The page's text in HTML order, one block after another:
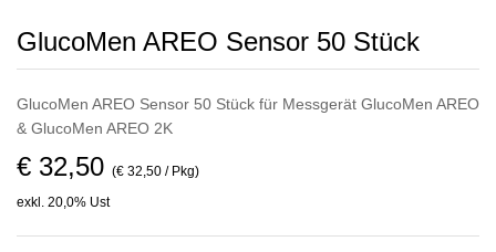
GlucoMen AREO Sensor 50 Stück
GlucoMen AREO Sensor 50 Stück für Messgerät GlucoMen AREO
& GlucoMen AREO 2K
€ 32,50 (€ 32,50 / Pkg)
exkl. 20,0% Ust